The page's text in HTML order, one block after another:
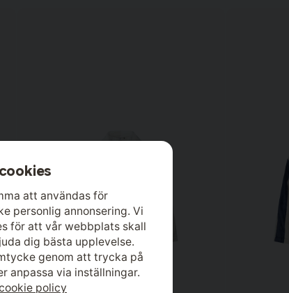
att användas för
personlig annonsering. Vi
för att vår webbplats skall
dig bästa upplevelse.
genom att trycka på
anpassa via inställningar.
policy